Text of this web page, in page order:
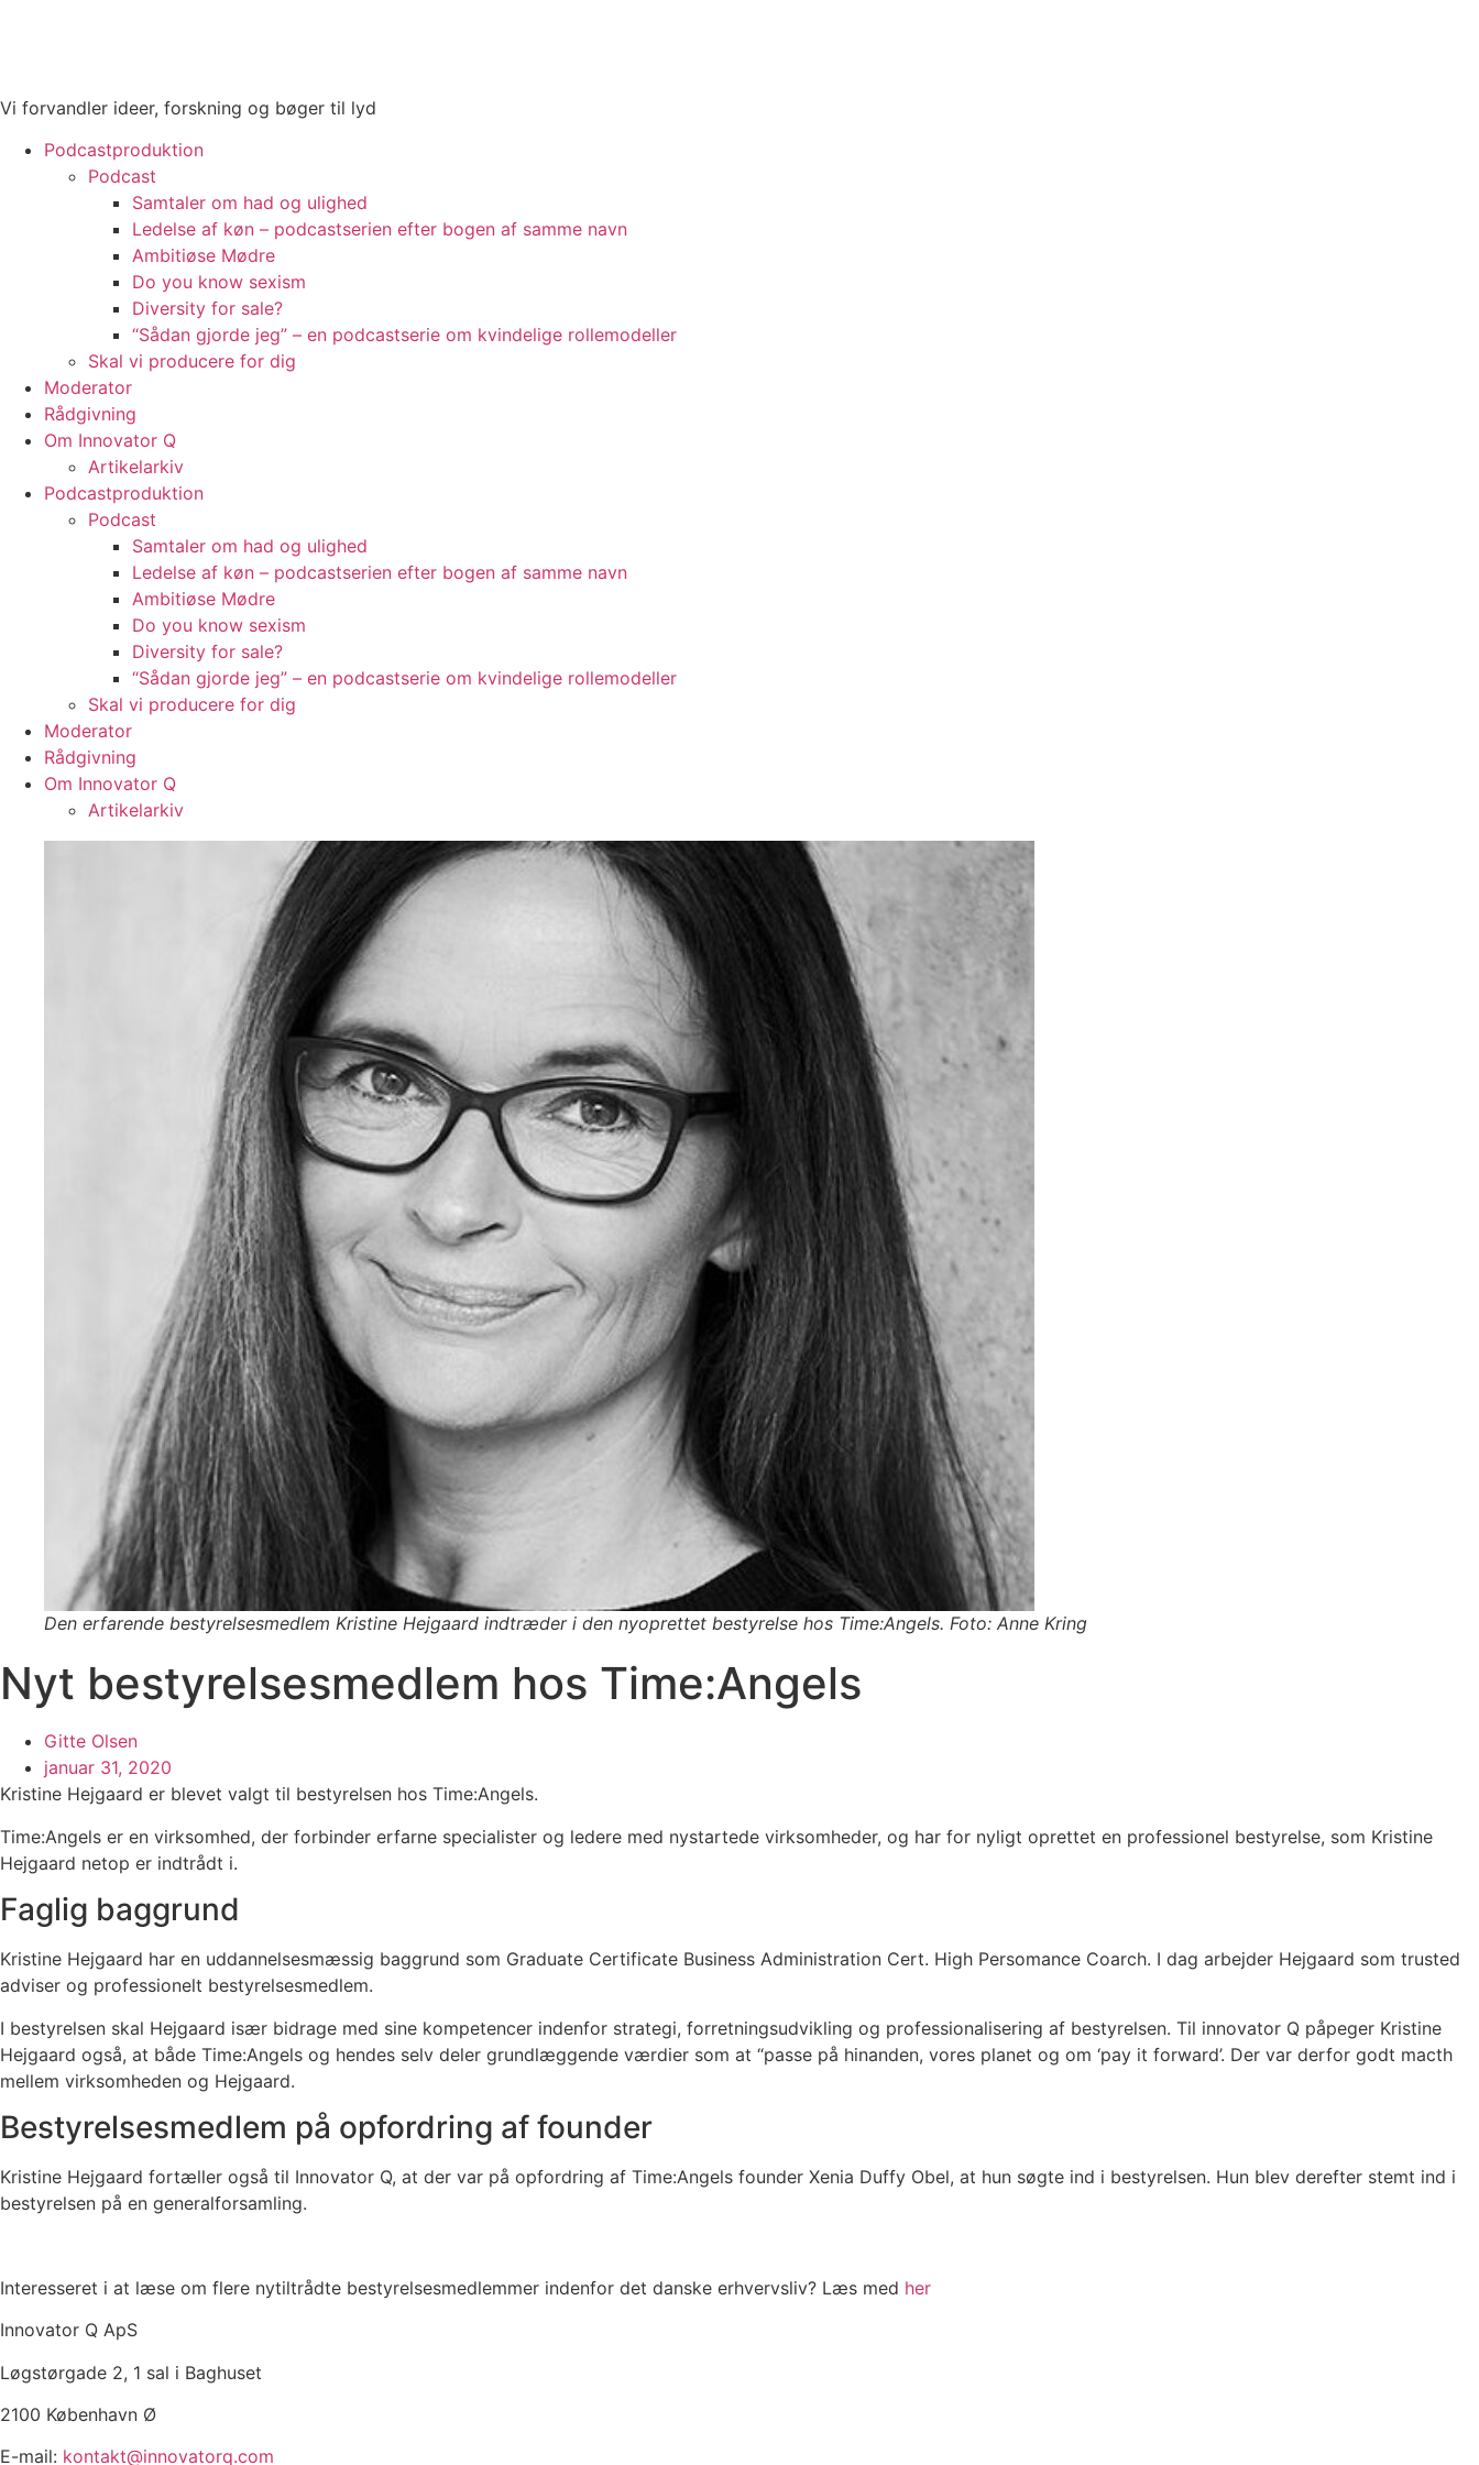
Vi forvandler ideer, forskning og bøger til lyd
Podcastproduktion
Podcast
Samtaler om had og ulighed
Ledelse af køn – podcastserien efter bogen af samme navn
Ambitiøse Mødre
Do you know sexism
Diversity for sale?
“Sådan gjorde jeg” – en podcastserie om kvindelige rollemodeller
Skal vi producere for dig
Moderator
Rådgivning
Om Innovator Q
Artikelarkiv
Podcastproduktion
Podcast
Samtaler om had og ulighed
Ledelse af køn – podcastserien efter bogen af samme navn
Ambitiøse Mødre
Do you know sexism
Diversity for sale?
“Sådan gjorde jeg” – en podcastserie om kvindelige rollemodeller
Skal vi producere for dig
Moderator
Rådgivning
Om Innovator Q
Artikelarkiv
Den erfarende bestyrelsesmedlem Kristine Hejgaard indtræder i den nyoprettet bestyrelse hos Time:Angels. Foto: Anne Kring
Nyt bestyrelsesmedlem hos Time:Angels
Gitte Olsen
januar 31, 2020
Kristine Hejgaard er blevet valgt til bestyrelsen hos Time:Angels.
Time:Angels er en virksomhed, der forbinder erfarne specialister og ledere med nystartede virksomheder, og har for nyligt oprettet en professionel bestyrelse, som Kristine
Hejgaard netop er indtrådt i.
Faglig baggrund
Kristine Hejgaard har en uddannelsesmæssig baggrund som Graduate Certificate Business Administration Cert. High Persomance Coarch. I dag arbejder Hejgaard som trusted
adviser og professionelt bestyrelsesmedlem.
I bestyrelsen skal Hejgaard især bidrage med sine kompetencer indenfor strategi, forretningsudvikling og professionalisering af bestyrelsen. Til innovator Q påpeger Kristine
Hejgaard også, at både Time:Angels og hendes selv deler grundlæggende værdier som at “passe på hinanden, vores planet og om ‘pay it forward’. Der var derfor godt macth
mellem virksomheden og Hejgaard.
Bestyrelsesmedlem på opfordring af founder
Kristine Hejgaard fortæller også til Innovator Q, at der var på opfordring af Time:Angels founder Xenia Duffy Obel, at hun søgte ind i bestyrelsen. Hun blev derefter stemt ind i
bestyrelsen på en generalforsamling.
Interesseret i at læse om flere nytiltrådte bestyrelsesmedlemmer indenfor det danske erhvervsliv? Læs med her
Innovator Q ApS
Løgstørgade 2, 1 sal i Baghuset
2100 København Ø
E-mail: kontakt@innovatorq.com